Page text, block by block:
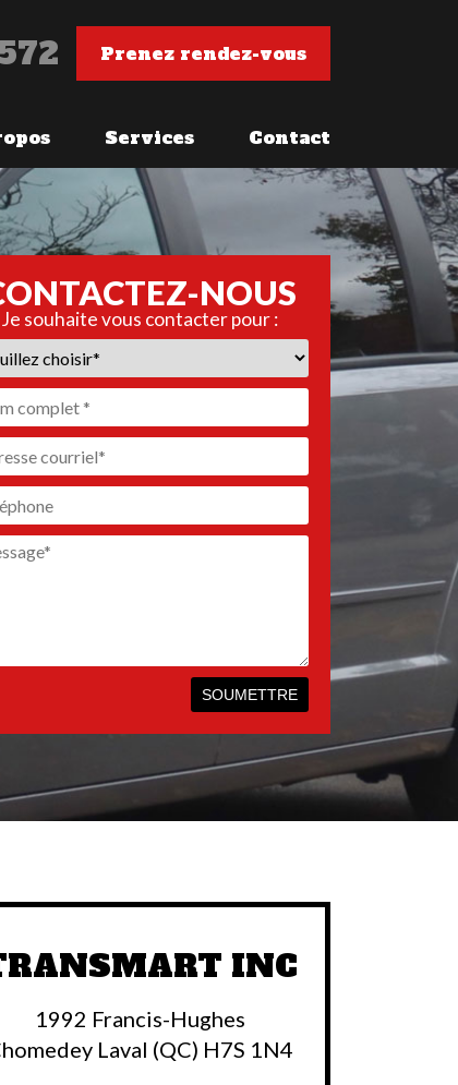
Prenez rendez-vous
Services Contact
NOUS
Je souhaite vous contacter pour :
INC
1992 Francis-Hughes
Laval (QC) H7S 1N4